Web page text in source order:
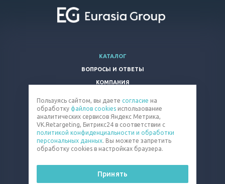
© 2026 Все права защищены.
КАТАЛОГ
ВОПРОСЫ И ОТВЕТЫ
КОМПАНИЯ
8 800 100-66-83
tablet@eq-mail.ru
Пользуясь сайтом, вы даете согласие на
обработку файлов cookies использование
аналитических сервисов Яндекс Метрика,
VK.Retargeting, Битрикс24 в соответствии с
политикой конфиденциальности и обработки
персональных данных. Вы можете запретить
обработку cookies в настройках браузера.
Принять